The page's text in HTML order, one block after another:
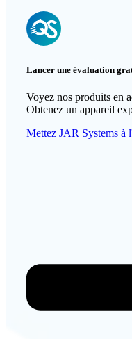
Lancer une évaluation
Voyez nos produits en
Obtenez un appareil
Mettez JAR Systems à